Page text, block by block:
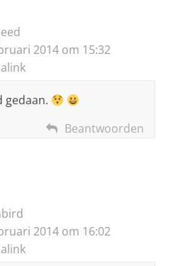
2014 om 15:32
gedaan.
Beantwoorden
2014 om 16:02